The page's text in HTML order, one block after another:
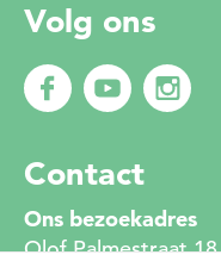
Volg ons
Contact
Ons bezoekadres
Olof Palmestraat 18